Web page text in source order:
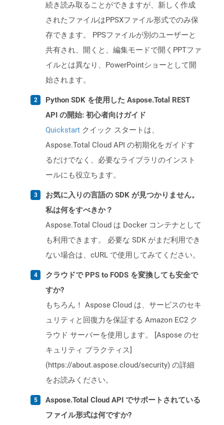
続き読み取ることができますが、新しく作成
されたファイルはPPSXファイル形式でのみ保
存できます。 PPSファイルが別のユーザーと
共有され、開くと、編集モードで開くPPTファ
イルとは異なり、PowerPointショーとして開
始されます。
Python SDK を使用した Aspose.Total REST
API の開始: 初心者向けガイド
Quickstart クイック スタートは、
Aspose.Total Cloud API の初期化をガイドす
るだけでなく、必要なライブラリのインスト
ールにも役立ちます。
お気に入りの言語の SDK が見つかりません。
私は何をすべきか？
Aspose.Total Cloud は Docker コンテナとして
も利用できます。 必要な SDK がまだ利用でき
ない場合は、cURL で使用してみてください。
クラウドで PPS to FODS を変換しても安全で
すか?
もちろん！ Aspose Cloud は、サービスのセキ
ュリティと回復力を保証する Amazon EC2 ク
ラウド サーバーを使用します。 [Aspose のセ
キュリティ プラクティス]
(https://about.aspose.cloud/security) の詳細
をお読みください。
Aspose.Total Cloud API でサポートされている
ファイル形式は何ですか?